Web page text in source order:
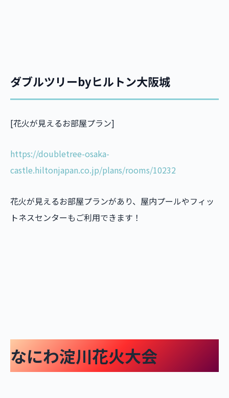
ダブルツリーbyヒルトン大阪城
[花火が見えるお部屋プラン]
https://doubletree-osaka-
castle.hiltonjapan.co.jp/plans/rooms/10232
花火が見えるお部屋プランがあり、屋内プールやフィッ
トネスセンターもご利用できます！
なにわ淀川花火大会